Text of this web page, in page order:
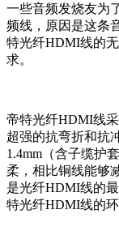
一些音频发烧友为
频线，原因是这条
特光纤HDMI线的
求。
帝特光纤HDMI线
超强的抗弯折和抗
1.4mm（含子缆护
柔，相比铜线能够
是光纤HDMI线的
特光纤HDMI线的环